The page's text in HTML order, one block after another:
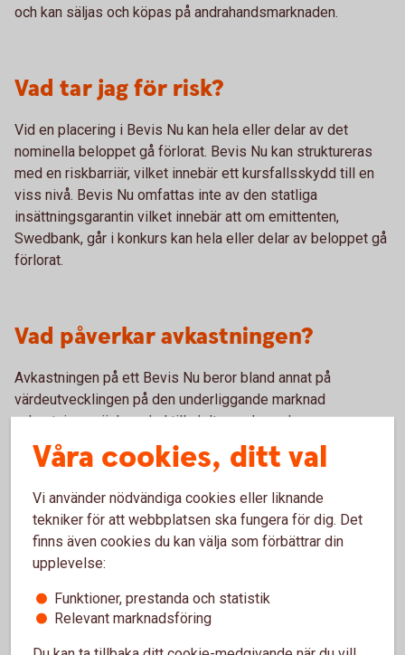
och kan säljas och köpas på andrahandsmarknaden.
Vad tar jag för risk?
Vid en placering i Bevis Nu kan hela eller delar av det
nominella beloppet gå förlorat. Bevis Nu kan struktureras
med en riskbarriär, vilket innebär ett kursfallsskydd till en
viss nivå. Bevis Nu omfattas inte av den statliga
insättningsgarantin vilket innebär att om emittenten,
Swedbank, går i konkurs kan hela eller delar av beloppet gå
förlorat.
Vad påverkar avkastningen?
Avkastningen på ett Bevis Nu beror bland annat på
värdeutvecklingen på den underliggande marknad
avkastningen är kopplad till, deltagandegraden, om
produkten har ett tak och/eller en riskbarriär och en
eventuell kupongs storlek.
För- och nackdelar med Bevis Nu
Fördelar
Våra cookies, ditt val
Vi använder nödvändiga cookies eller liknande
tekniker för att webbplatsen ska fungera för dig. Det
finns även cookies du kan välja som förbättrar din
upplevelse:
Funktioner, prestanda och statistik
Relevant marknadsföring